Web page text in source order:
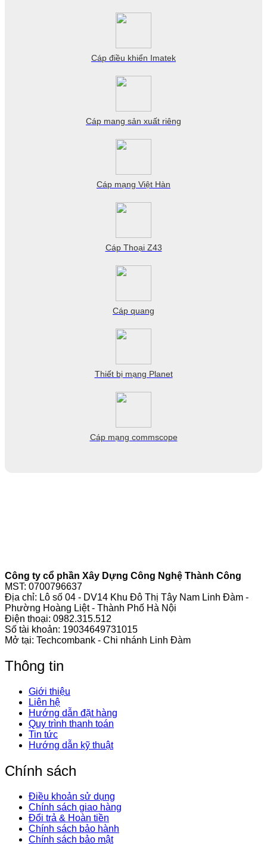
Cáp điều khiển Imatek
Cáp mang sản xuất riêng
Cáp mạng Việt Hàn
Cáp Thoại Z43
Cáp quang
Thiết bị mạng Planet
Cáp mạng commscope
Công ty cổ phần Xây Dựng Công Nghệ Thành Công
MST: 0700796637
Địa chỉ: Lô số 04 - DV14 Khu Đô Thị Tây Nam Linh Đàm -
Phường Hoàng Liệt - Thành Phố Hà Nội
Điện thoại: 0982.315.512
Số tài khoản: 19034649731015
Mở tại: Techcombank - Chi nhánh Linh Đàm
Thông tin
Giới thiệu
Liên hệ
Hướng dẫn đặt hàng
Quy trình thanh toán
Tin tức
Hướng dẫn kỹ thuật
Chính sách
Điều khoản sử dụng
Chính sách giao hàng
Đổi trả & Hoàn tiền
Chính sách bảo hành
Chính sách bảo mật